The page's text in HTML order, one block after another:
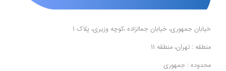
خیابان جمهوری، خیابان جمالزاده ،کوچه وزیری، پلاک 1
منطقه : تهران، منطقه 11
محدوده : جمهوری